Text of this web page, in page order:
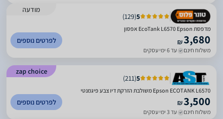
מודעה
5
(
129
)
מדפסת EcoTank L6570‎ Epson אפסון
3,680
₪
משלוח חינם עד 6 ימי עסקים
לפרטים נוספים
zap choice
5
(
211
)
Epson ECOTANK L6570 משולבת הזרקת דיו צבע פיגמנטי
₪3,500
משלוח חינם עד 3 ימי עסקים
לפרטים נוספים